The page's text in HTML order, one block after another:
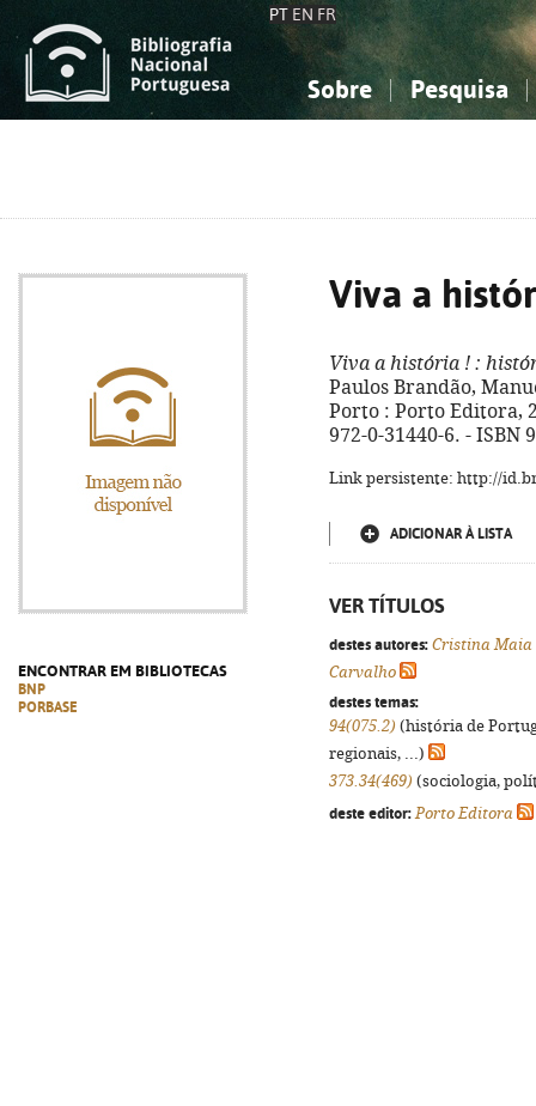
PT EN FR
Sobre Pesquisa
ENCONTRAR EM BIBLIOTECAS
BNP
PORBASE
Viva a
Viva a história ! :
Paulos Brandão,
Porto : Porto Editora,
972-0-31440-6. - ISBN
Link persistente: http://
ADICIONAR À LISTA
VER TÍTULOS
destes autores: Cristina Maia
Carvalho
destes temas:
94(075.2) (história de
regionais, ...)
373.34(469) (sociologia,
deste editor: Porto Editora